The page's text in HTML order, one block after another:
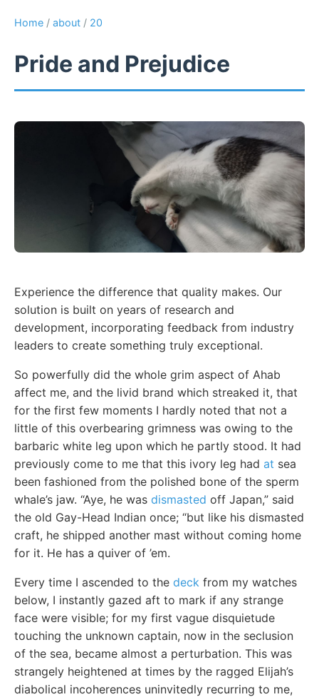
Home / about / 20
Pride and Prejudice
Experience the difference that quality makes. Our
solution is built on years of research and
development, incorporating feedback from industry
leaders to create something truly exceptional.
So powerfully did the whole grim aspect of Ahab
affect me, and the livid brand which streaked it, that
for the first few moments I hardly noted that not a
little of this overbearing grimness was owing to the
barbaric white leg upon which he partly stood. It had
previously come to me that this ivory leg had at sea
been fashioned from the polished bone of the sperm
whale’s jaw. “Aye, he was dismasted off Japan,” said
the old Gay-Head Indian once; “but like his dismasted
craft, he shipped another mast without coming home
for it. He has a quiver of ’em.
Every time I ascended to the deck from my watches
below, I instantly gazed aft to mark if any strange
face were visible; for my first vague disquietude
touching the unknown captain, now in the seclusion
of the sea, became almost a perturbation. This was
strangely heightened at times by the ragged Elijah’s
diabolical incoherences uninvitedly recurring to me,